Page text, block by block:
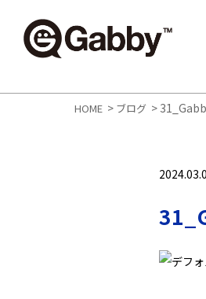
HOME > ブログ >